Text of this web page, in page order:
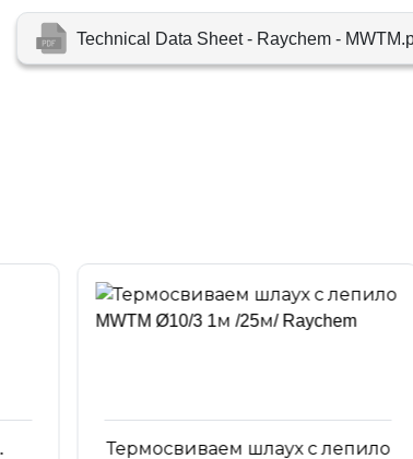
Technical Data Sheet - Raychem -
Термосвиваем шлаух с лепило